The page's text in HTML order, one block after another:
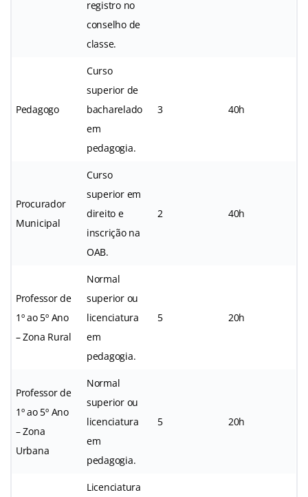
registro no
conselho de
classe.
Pedagogo
Curso
superior de
bacharelado
em
pedagogia.
3 40h
Procurador
Municipal
Curso
superior em
direito e
inscrição na
OAB.
2 40h
Professor de
1º ao 5º Ano
– Zona Rural
Normal
superior ou
licenciatura
em
pedagogia.
5 20h
Professor de
1º ao 5º Ano
– Zona
Urbana
Normal
superior ou
licenciatura
em
pedagogia.
5 20h
Licenciatura